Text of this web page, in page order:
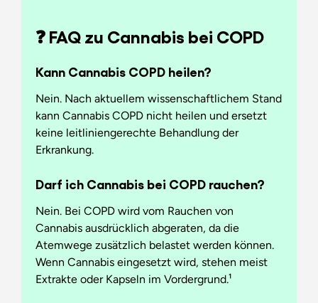
❓ FAQ zu Cannabis bei COPD
Kann Cannabis COPD heilen?
Nein. Nach aktuellem wissenschaftlichem Stand
kann Cannabis COPD nicht heilen und ersetzt
keine leitliniengerechte Behandlung der
Erkrankung.
Darf ich Cannabis bei COPD rauchen?
Nein. Bei COPD wird vom Rauchen von
Cannabis ausdrücklich abgeraten, da die
Atemwege zusätzlich belastet werden können.
Wenn Cannabis eingesetzt wird, stehen meist
Extrakte oder Kapseln im Vordergrund.¹